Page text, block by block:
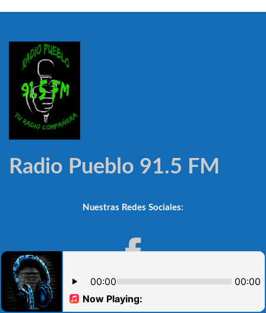
Radio Pueblo 91.5 FM
Nuestras Redes Sociales:
Noticioso Automático V.2